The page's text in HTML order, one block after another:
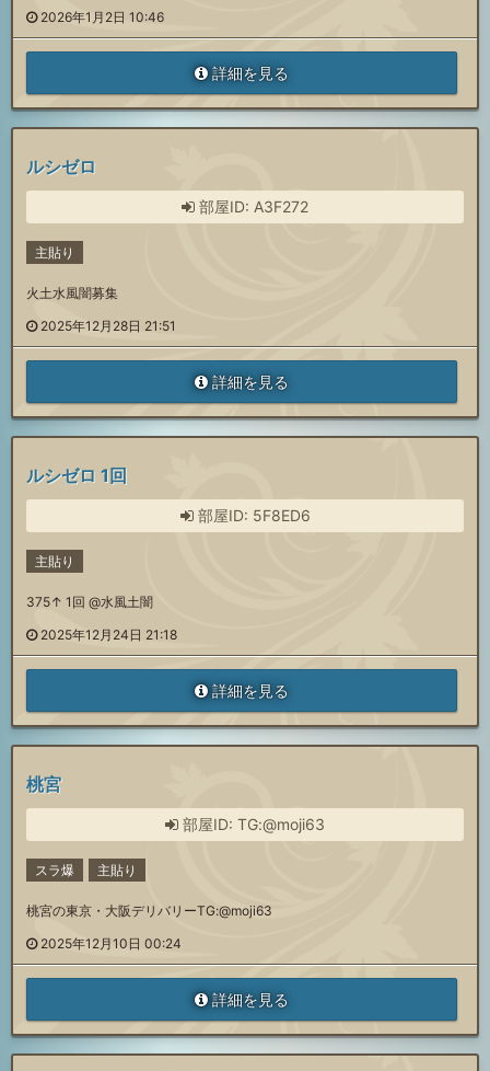
2026年1月2日 10:46
詳細を見る
ルシゼロ
部屋ID: A3F272
主貼り
火土水風闇募集
2025年12月28日 21:51
詳細を見る
ルシゼロ 1回
部屋ID: 5F8ED6
主貼り
375↑ 1回 @水風土闇
2025年12月24日 21:18
詳細を見る
桃宮
部屋ID: TG:@moji63
スラ爆 主貼り
桃宮の東京・大阪デリバリーTG:@moji63
2025年12月10日 00:24
詳細を見る